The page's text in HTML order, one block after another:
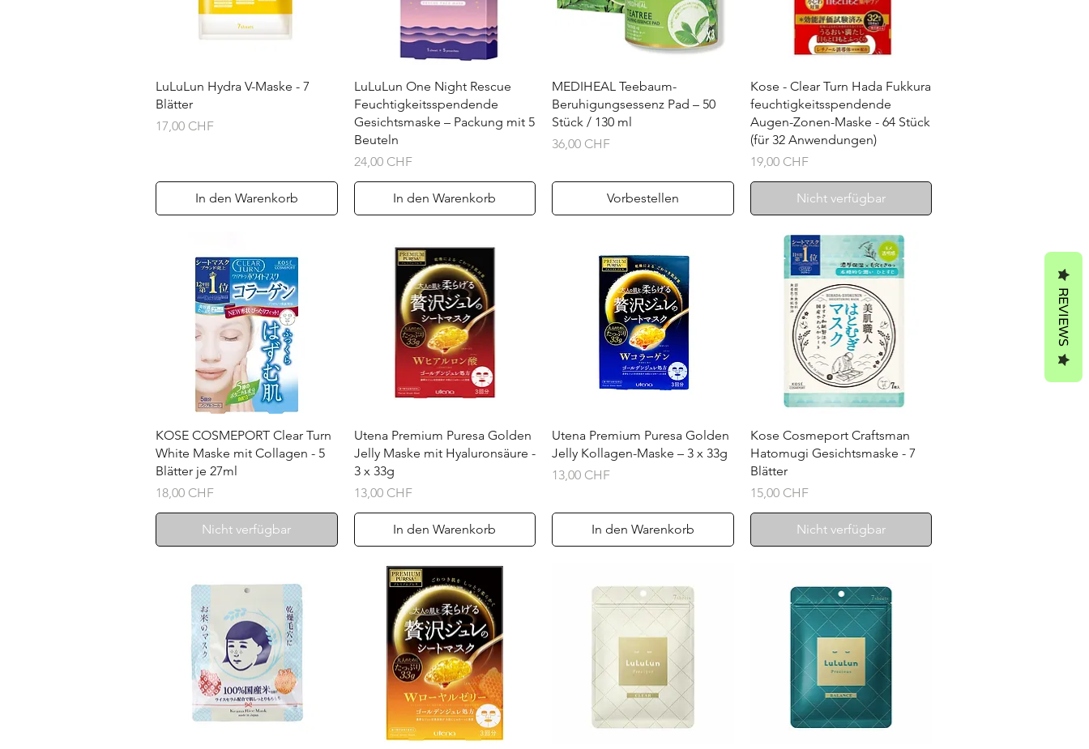
Schnellansicht
LuLuLun Hydra V-Maske - 7
Blätter
Preis
17,00 CHF
In den Warenkorb
Schnellansicht
LuLuLun One Night Rescue
Feuchtigkeitsspendende
Gesichtsmaske – Packung mit 5
Beuteln
Preis
24,00 CHF
In den Warenkorb
Schnellansicht
MEDIHEAL Teebaum-
Beruhigungsessenz Pad – 50
Stück / 130 ml
Preis
36,00 CHF
Vorbestellen
Schnellansicht
Kose - Clear Turn Hada Fukkura
feuchtigkeitsspendende
Augen-Zonen-Maske - 64 Stück
(für 32 Anwendungen)
Preis
19,00 CHF
Nicht verfügbar
Schnellansicht
KOSE COSMEPORT Clear Turn
White Maske mit Collagen - 5
Blätter je 27ml
Preis
18,00 CHF
Nicht verfügbar
Schnellansicht
Utena Premium Puresa Golden
Jelly Maske mit Hyaluronsäure -
3 x 33g
Preis
13,00 CHF
In den Warenkorb
Schnellansicht
Utena Premium Puresa Golden
Jelly Kollagen-Maske – 3 x 33g
Preis
13,00 CHF
In den Warenkorb
Schnellansicht
Kose Cosmeport Craftsman
Hatomugi Gesichtsmaske - 7
Blätter
Preis
15,00 CHF
Nicht verfügbar
REVIEWS